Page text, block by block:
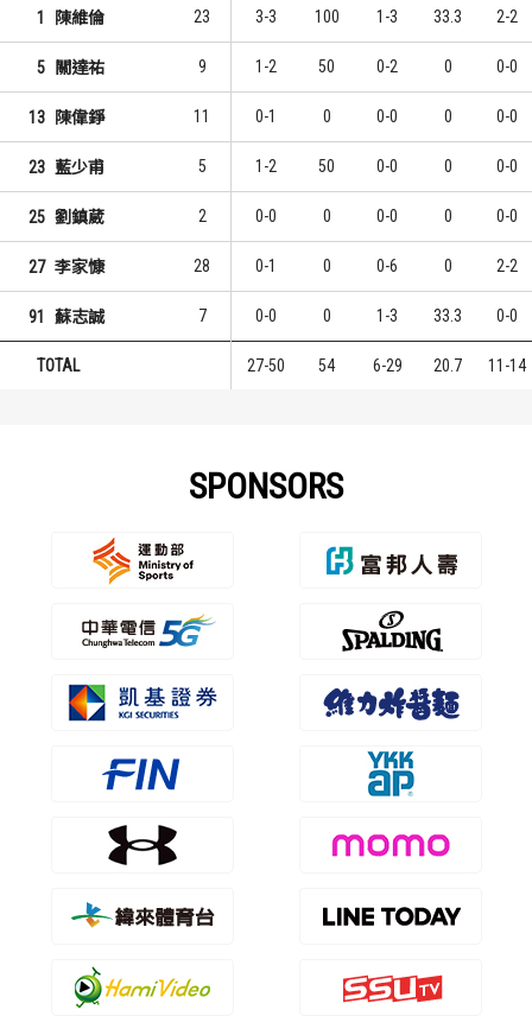
1 陳維倫 23 3-3 100 1-3 33.3 2-2
5 關達祐 9 1-2 50 0-2 0 0-0
13 陳偉錚 11 0-1 0 0-0 0 0-0
23 藍少甫 5 1-2 50 0-0 0 0-0
25 劉鎮葳 2 0-0 0 0-0 0 0-0
27 李家慷 28 0-1 0 0-6 0 2-2
91 蘇志誠 7 0-0 0 1-3 33.3 0-0
TOTAL 27-50 54 6-29 20.7 11-14
SPONSORS